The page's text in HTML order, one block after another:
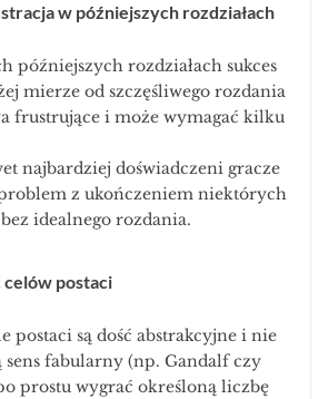
w późniejszych rozdziałach
późniejszych rozdziałach sukces
mierze od szczęśliwego rozdania
frustrujące i może wymagać kilku
najbardziej doświadczeni gracze
z ukończeniem niektórych
idealnego rozdania.
celów postaci
postaci są dość abstrakcyjne i nie
sens fabularny (np. Gandalf czy
prostu wygrać określoną liczbę